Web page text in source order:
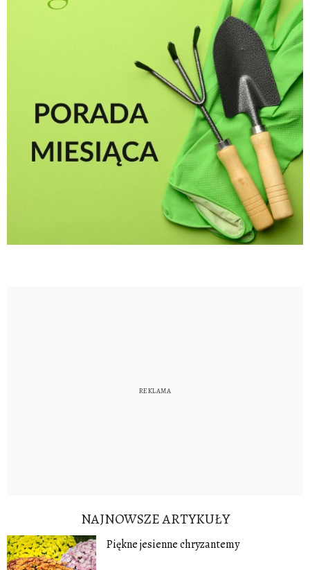
NAJNOWSZE ARTYKUŁY
Piękne jesienne chryzantemy